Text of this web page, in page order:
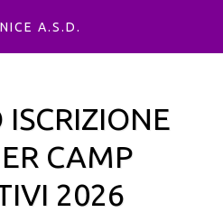
A.S.D.
CAMP
2026